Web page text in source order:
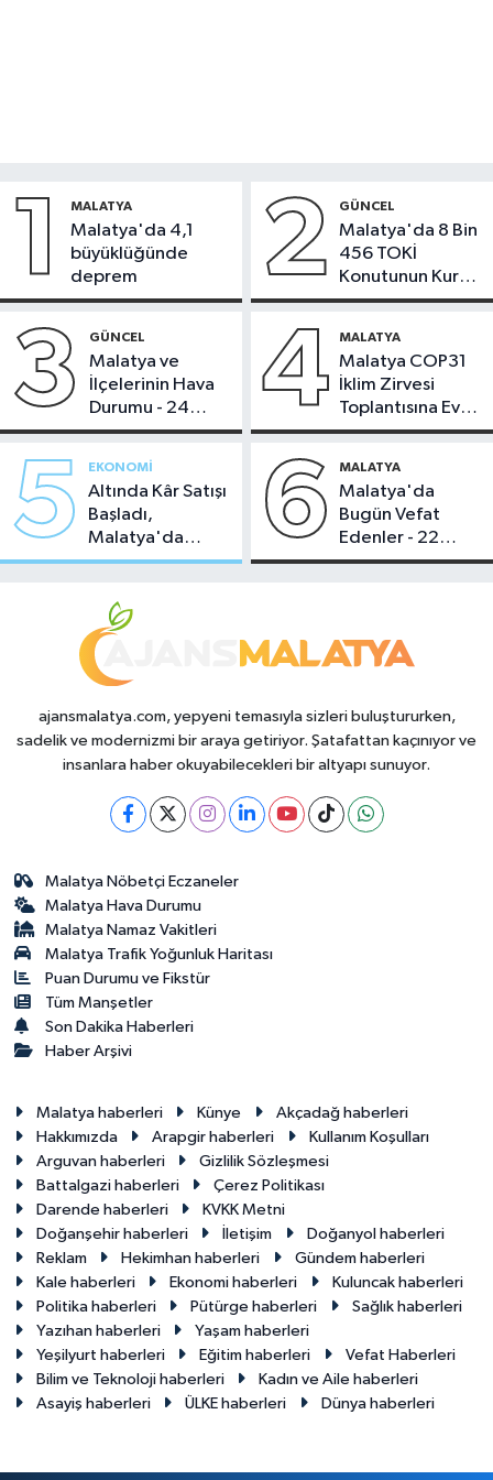
1 MALATYA
Malatya'da 4,1
büyüklüğünde
deprem
2 GÜNCEL
Malatya'da 8 Bin
456 TOKİ
Konutunun Kurası
Bugün Çekiliyor
3 GÜNCEL
Malatya ve
İlçelerinin Hava
Durumu - 24
Temmuz 2026
4 MALATYA
Malatya COP31
İklim Zirvesi
Toplantısına Ev
Sahipliği Yaptı
5 EKONOMI
Altında Kâr Satışı
Başladı,
Malatya'da
Makas Ne
6 MALATYA
Malatya'da
Bugün Vefat
Edenler - 22
Temmuz 2026
ajansmalatya.com, yepyeni temasıyla sizleri buluştururken,
sadelik ve modernizmi bir araya getiriyor. Şatafattan kaçınıyor ve
insanlara haber okuyabilecekleri bir altyapı sunuyor.
Malatya Nöbetçi Eczaneler
Malatya Hava Durumu
Malatya Namaz Vakitleri
Malatya Trafik Yoğunluk Haritası
Puan Durumu ve Fikstür
Tüm Manşetler
Son Dakika Haberleri
Haber Arşivi
Malatya haberleri Künye
Akçadağ haberleri
Hakkımızda
Arapgir haberleri
Kullanım Koşulları
Arguvan haberleri
Gizlilik Sözleşmesi
Battalgazi haberleri
Çerez Politikası
Darende haberleri
KVKK Metni
Doğanşehir haberleri
İletişim
Doğanyol haberleri
Reklam
Hekimhan haberleri
Gündem haberleri
Kale haberleri
Ekonomi haberleri
Kuluncak haberleri
Politika haberleri
Pütürge haberleri
Sağlık haberleri
Yazıhan haberleri
Yaşam haberleri
Yeşilyurt haberleri
Eğitim haberleri
Vefat Haberleri
Bilim ve Teknoloji haberleri
Kadın ve Aile haberleri
Asayiş haberleri
ÜLKE haberleri Dünya haberleri